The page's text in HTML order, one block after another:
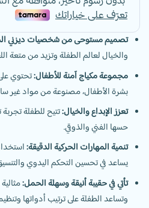
تصميم مستوحى من شخصيات ديزني
والخيال لعالم الطفلة وتزيد من متعة
مجموعة مكياج آمنة للأطفال:تحتوي
بشرة الأطفال، مصنوعة من مواد غير
تعزز الإبداع والخيال:تتيح للطفلة
حسها الفني والذوقي.
تنمية المهارات الحركية الدقيقة:
يساعد في تحسين التحكم اليدوي
تأتي في حقيبة أنيقة وسهلة الحمل:
وتساعد الطفلة على ترتيب أدواتها